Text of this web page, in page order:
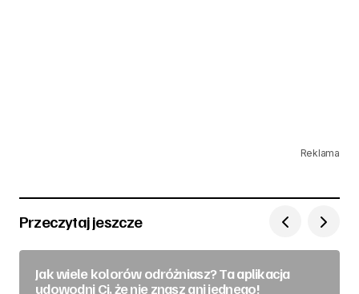
Reklama
Przeczytaj jeszcze
Jak wiele kolorów odróżniasz? Ta aplikacja
udowodni Ci, że nie znasz ani jednego!